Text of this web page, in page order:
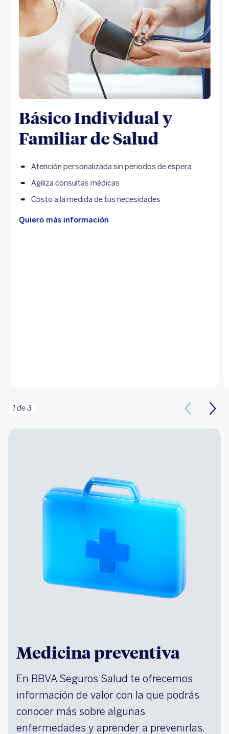
Básico Individual y
Familiar de Salud
Atención personalizada sin periodos de espera
Agiliza consultas médicas
Costo a la medida de tus necesidades
Quiero más información
1 de 3
Medicina preventiva
En BBVA Seguros Salud te ofrecemos
información de valor con la que podrás
conocer más sobre algunas
enfermedades y aprender a prevenirlas.